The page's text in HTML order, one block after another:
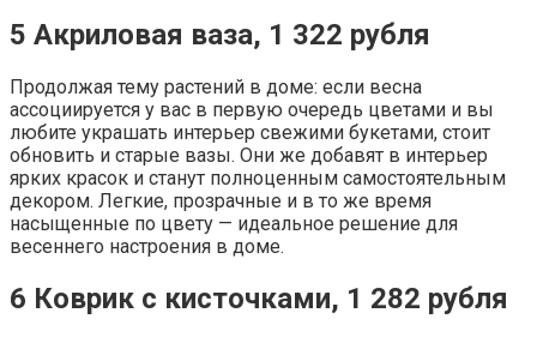
5 Акриловая ваза, 1 322 рубля
Продолжая тему растений в доме: если весна
ассоциируется у вас в первую очередь цветами и вы
любите украшать интерьер свежими букетами, стоит
обновить и старые вазы. Они же добавят в интерьер
ярких красок и станут полноценным самостоятельным
декором. Легкие, прозрачные и в то же время
насыщенные по цвету — идеальное решение для
весеннего настроения в доме.
6 Коврик с кисточками, 1 282 рубля